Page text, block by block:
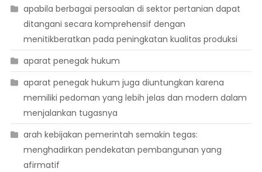
apabila berbagai persoalan di sektor pertanian dapat
ditangani secara komprehensif dengan
menitikberatkan pada peningkatan kualitas produksi
aparat penegak hukum
aparat penegak hukum juga diuntungkan karena
memiliki pedoman yang lebih jelas dan modern dalam
menjalankan tugasnya
arah kebijakan pemerintah semakin tegas:
menghadirkan pendekatan pembangunan yang
afirmatif